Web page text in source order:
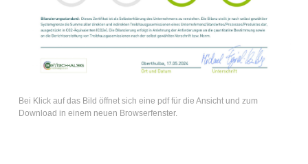
Bei Klick auf das Bild öffnet sich eine pdf für die Ansicht und zum
Download in einem neuen Browserfenster.